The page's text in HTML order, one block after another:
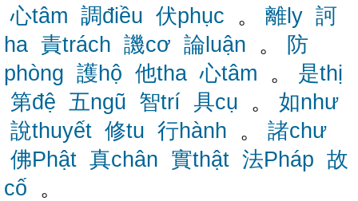
心tâm 調điều 伏phục 。 離ly 訶
ha 責trách 譏cơ 論luận 。 防
phòng 護hộ 他tha 心tâm 。 是thị
第đệ 五ngũ 智trí 具cụ 。 如như
說thuyết 修tu 行hành 。 諸chư
佛Phật 真chân 實thật 法Pháp 故
cố 。